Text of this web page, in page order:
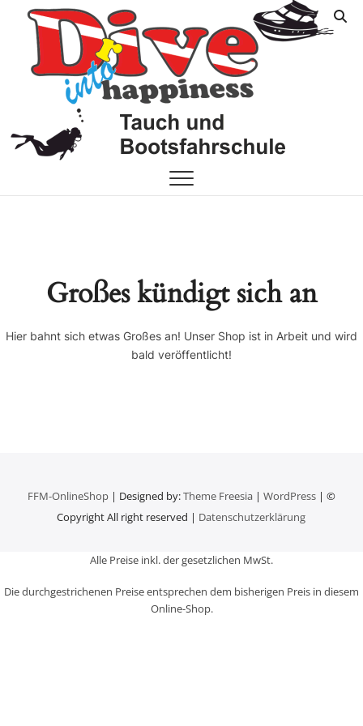
content
YOUR
Großes kündigt sich an
Hier bahnt sich etwas Großes an! Unser Shop ist in Arbeit und wird
bald veröffentlicht!
FFM-OnlineShop| Designed by:Theme Freesia| WordPress| ©
Copyright All right reserved | Datenschutzerklärung
Alle Preise inkl. der gesetzlichen MwSt.
Die durchgestrichenen Preise entsprechen dem bisherigen Preis in diesem
Online-Shop.